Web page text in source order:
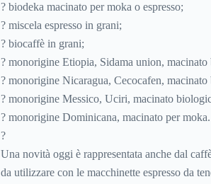
? biodeka macinato per moka o espresso;
? miscela espresso in grani;
? biocaffè in grani;
? monorigine Etiopia, Sidama union,
? monorigine Nicaragua, Cecocafen,
? monorigine Messico, Uciri, macinato
? monorigine Dominicana, macinato per moka.
?
Una novità oggi è rappresentata anche dal
da utilizzare con le macchinette espresso da